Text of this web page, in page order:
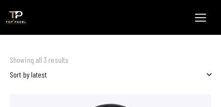
Showing all 3 results